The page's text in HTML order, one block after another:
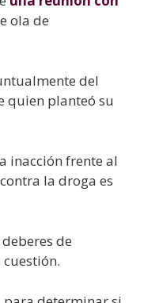
ola de
del
quien planteó su
inacción frente al
la droga es
de